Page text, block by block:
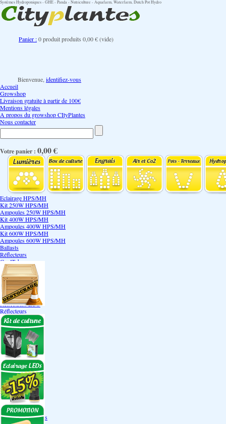
Systèmes Hydroponiques - GHE - Panda - Nutriculture - Aquafarm, Waterfarm, Dutch Pot Hydro
Panier :0produitproduits 0,00 €(vide)
Bienvenue, identifiez-vous
Accueil
Growshop
Livraison gratuite à partir de 100€
Mentions légales
A propos du growshop CItyPlantes
Nous contacter
Votre panier : 0,00 €
Eclairage HPS/MH
Kit 250W HPS/MH
Ampoules 250W HPS/MH
Kit 400W HPS/MH
Ampoules 400W HPS/MH
Kit 600W HPS/MH
Ampoules 600W HPS/MH
Ballasts
Réflecteurs
CoolTube
Accessoires
Eclairages LEDs
Eclairages ECO
Kits ECO
Ampoules ECO
Réflecteurs ECO
Réflecteurs
Accessoires
Box Discount
Box par marque
Hortibox
Homebox
Dark Room II
GrowLab
Box par taille
Box 40 cm
Box 60 cm
Box 80-90 cm
Box 120 cm
Autres tailles Box
Box double étages
Engrais par familles